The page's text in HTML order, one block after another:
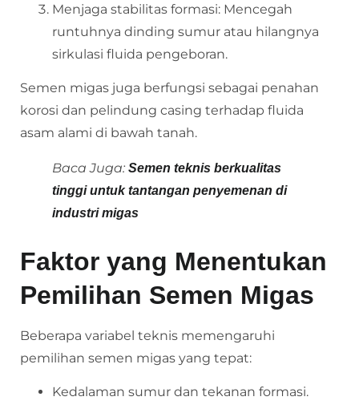
Menjaga stabilitas formasi: Mencegah
runtuhnya dinding sumur atau hilangnya
sirkulasi fluida pengeboran.
Semen migas juga berfungsi sebagai penahan
korosi dan pelindung casing terhadap fluida
asam alami di bawah tanah.
Baca Juga: Semen teknis berkualitas
tinggi untuk tantangan penyemenan di
industri migas
Faktor yang Menentukan
Pemilihan Semen Migas
Beberapa variabel teknis memengaruhi
pemilihan semen migas yang tepat:
Kedalaman sumur dan tekanan formasi.